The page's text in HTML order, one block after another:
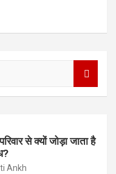
से क्यों जोड़ा जाता है
Ankh